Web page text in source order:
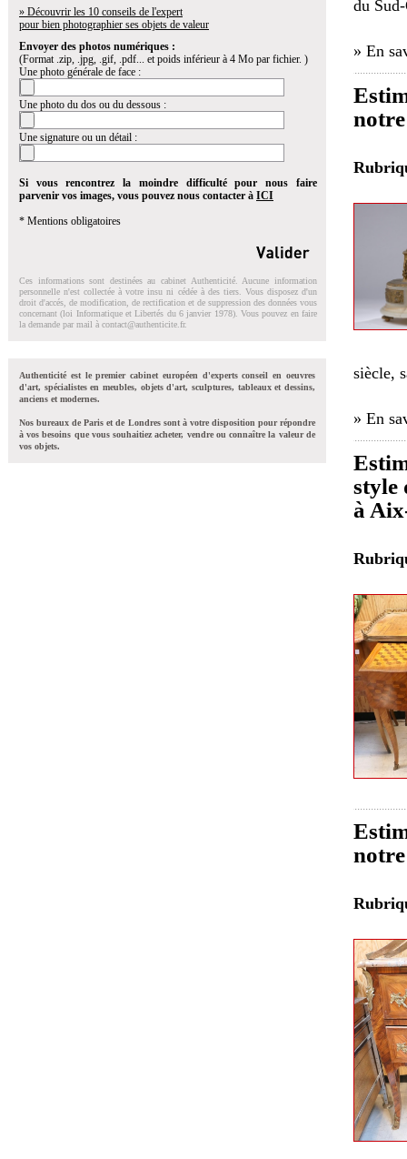
» Découvrir les 10 conseils de l'expert
pour bien photographier ses objets de valeur
Envoyer des photos numériques :
(Format .zip, .jpg, .gif, .pdf... et poids inférieur à 4 Mo par fichier. )
Une photo générale de face :
Une photo du dos ou du dessous :
Une signature ou un détail :
Si vous rencontrez la moindre difficulté pour nous faire
parvenir vos images, vous pouvez nous contacter à ICI
* Mentions obligatoires
Ces informations sont destinées au cabinet Authenticité. Aucune information
personnelle n'est collectée à votre insu ni cédée à des tiers. Vous disposez d'un
droit d'accés, de modification, de rectification et de suppression des données vous
concernant (loi Informatique et Libertés du 6 janvier 1978). Vous pouvez en faire
la demande par mail à contact@authenticite.fr.
Authenticité est le premier cabinet européen d'experts conseil en oeuvres
d'art, spécialistes en meubles, objets d'art, sculptures, tableaux et dessins,
anciens et modernes.
Nos bureaux de Paris et de Londres sont à votre disposition pour répondre
à vos besoins que vous souhaitiez acheter, vendre ou connaître la valeur de
vos objets.
du
» En
siècle,
» En
style
à